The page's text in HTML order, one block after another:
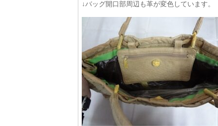
↓バッグ開口部周辺も革が変色しています。